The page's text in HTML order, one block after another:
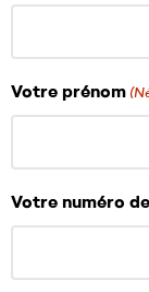
Votre prénom
Votre numéro